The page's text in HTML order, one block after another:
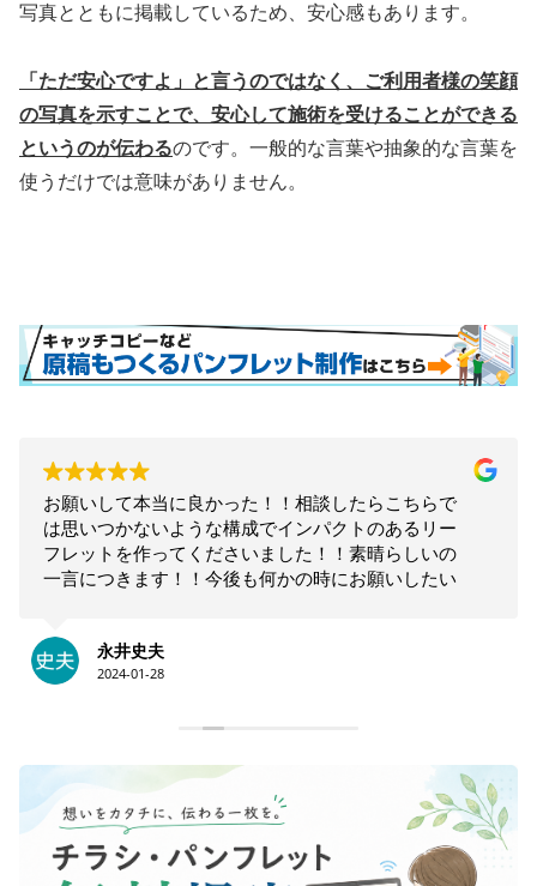
写真とともに掲載しているため、安心感もあります。
「ただ安心ですよ」と言うのではなく、ご利用者様の笑顔
の写真を示すことで、安心して施術を受けることができる
というのが伝わるのです。一般的な言葉や抽象的な言葉を
使うだけでは意味がありません。
お願いして本当に良かった！！相談したらこちらで
は思いつかないような構成でインパクトのあるリー
フレットを作ってくださいました！！素晴らしいの
一言につきます！！今後も何かの時にお願いしたい
永井史夫
2024-01-28